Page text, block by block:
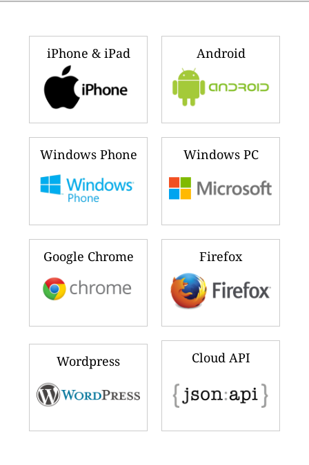
iPhone & iPad Android
Windows Phone Windows PC
Google Chrome Firefox
Wordpress Cloud API